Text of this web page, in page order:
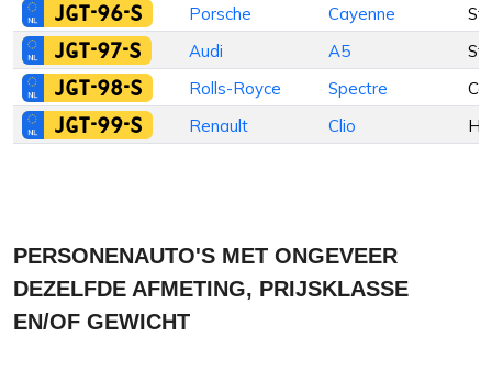
JGT-96-S Porsche Cayenne
JGT-97-S Audi A5
JGT-98-S Rolls-Royce Spectre
JGT-99-S Renault Clio
PERSONENAUTO'S MET ONGEVEER
DEZELFDE AFMETING, PRIJSKLASSE
EN/OF GEWICHT